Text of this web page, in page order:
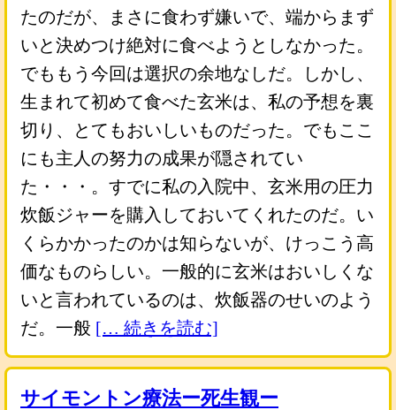
たのだが、まさに食わず嫌いで、端からまず
いと決めつけ絶対に食べようとしなかった。
でももう今回は選択の余地なしだ。しかし、
生まれて初めて食べた玄米は、私の予想を裏
切り、とてもおいしいものだった。でもここ
にも主人の努力の成果が隠されてい
た・・・。すでに私の入院中、玄米用の圧力
炊飯ジャーを購入しておいてくれたのだ。い
くらかかったのかは知らないが、けっこう高
価なものらしい。一般的に玄米はおいしくな
いと言われているのは、炊飯器のせいのよう
だ。一般 [… 続きを読む]
サイモントン療法ー死生観ー